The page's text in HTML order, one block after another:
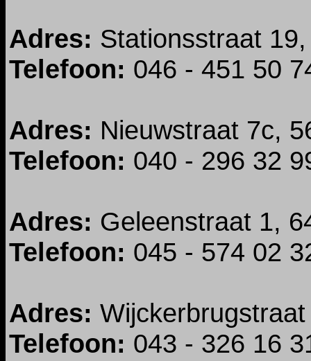
Adres: Stationsstraat
Telefoon: 046 - 451 50
Adres: Nieuwstraat 7c,
Telefoon: 040 - 296 32
Adres: Geleenstraat 1,
Telefoon: 045 - 574 02
Adres:
Telefoon: 043 - 326 16